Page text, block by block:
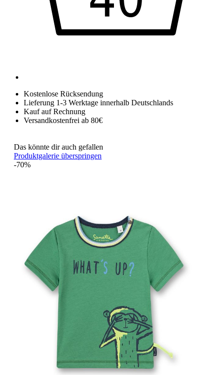
Kostenlose Rücksendung
Lieferung 1-3 Werktage innerhalb Deutschlands
Kauf auf Rechnung
Versandkostenfrei ab 80€
Das könnte dir auch gefallen
Produktgalerie überspringen
-70%